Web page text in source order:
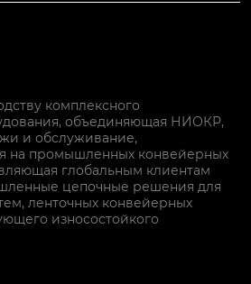
комплексного
объединяющая НИОКР,
и обслуживание,
на промышленных конвейерных
глобальным клиентам
цепочные решения для
ленточных конвейерных
износостойкого